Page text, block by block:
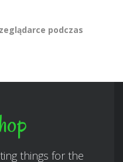
podczas
things for the